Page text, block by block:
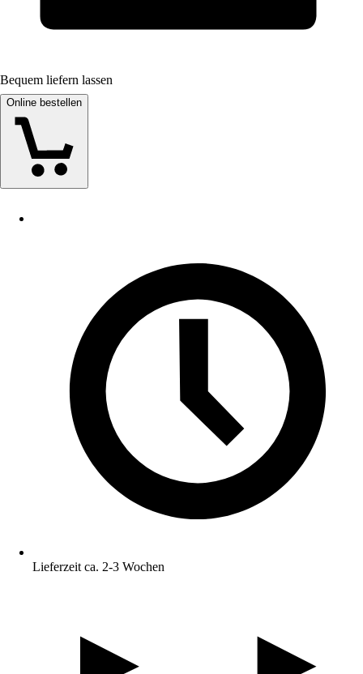
Bequem liefern lassen
Online bestellen
Lieferzeit ca. 2-3 Wochen